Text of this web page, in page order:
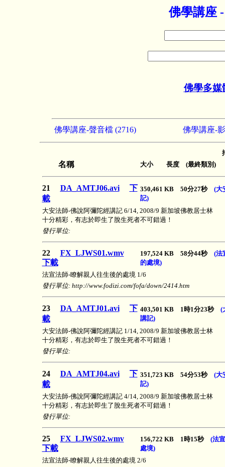
佛學講座
佛學多媒
佛學講座-聲音檔 (2716) 佛學講座-
名稱 大小 長度 (最終類別)
21 DA_AMTJ06.avi
下
載
350,461 KB 50分27秒 (大
記)
大安法師-佛說阿彌陀經講記 6/14, 2008/9 新加坡佛教居士林
十分精彩，有志於即生了脫生死者不可錯過！
發行單位:
22 FX_LJWS01.wmv
下載
197,524 KB 58分44秒 (法
的處境)
法宣法師-瞭解親人往生後的處境 1/6
發行單位: http://www.fodizi.com/fofa/down/2414.htm
23 DA_AMTJ01.avi
下
載
403,501 KB 1時1分23秒 (
講記)
大安法師-佛說阿彌陀經講記 1/14, 2008/9 新加坡佛教居士林
十分精彩，有志於即生了脫生死者不可錯過！
發行單位:
24 DA_AMTJ04.avi
下
載
351,723 KB 54分53秒 (大
記)
大安法師-佛說阿彌陀經講記 4/14, 2008/9 新加坡佛教居士林
十分精彩，有志於即生了脫生死者不可錯過！
發行單位:
25 FX_LJWS02.wmv
下載
156,722 KB 1時15秒 (法
處境)
法宣法師-瞭解親人往生後的處境 2/6